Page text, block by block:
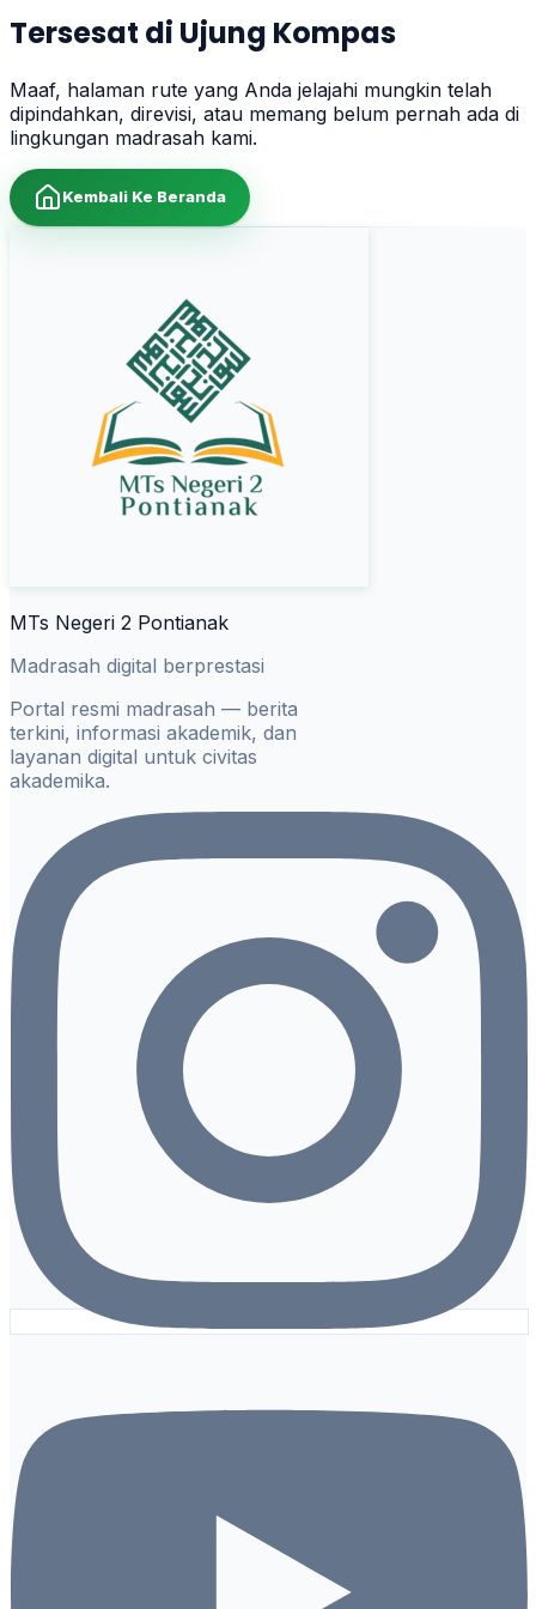
Tersesat di Ujung Kompas
Maaf, halaman rute yang Anda jelajahi mungkin telah
dipindahkan, direvisi, atau memang belum pernah ada di
lingkungan madrasah kami.
Kembali Ke Beranda
MTs Negeri 2 Pontianak
Madrasah digital berprestasi
Portal resmi madrasah — berita
terkini, informasi akademik, dan
layanan digital untuk civitas
akademika.